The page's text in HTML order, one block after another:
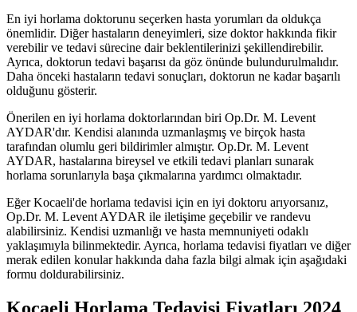
En iyi horlama doktorunu seçerken hasta yorumları da oldukça
önemlidir. Diğer hastaların deneyimleri, size doktor hakkında fikir
verebilir ve tedavi sürecine dair beklentilerinizi şekillendirebilir.
Ayrıca, doktorun tedavi başarısı da göz önünde bulundurulmalıdır.
Daha önceki hastaların tedavi sonuçları, doktorun ne kadar başarılı
olduğunu gösterir.
Önerilen en iyi horlama doktorlarından biri Op.Dr. M. Levent
AYDAR'dır. Kendisi alanında uzmanlaşmış ve birçok hasta
tarafından olumlu geri bildirimler almıştır. Op.Dr. M. Levent
AYDAR, hastalarına bireysel ve etkili tedavi planları sunarak
horlama sorunlarıyla başa çıkmalarına yardımcı olmaktadır.
Eğer Kocaeli'de horlama tedavisi için en iyi doktoru arıyorsanız,
Op.Dr. M. Levent AYDAR ile iletişime geçebilir ve randevu
alabilirsiniz. Kendisi uzmanlığı ve hasta memnuniyeti odaklı
yaklaşımıyla bilinmektedir. Ayrıca, horlama tedavisi fiyatları ve diğer
merak edilen konular hakkında daha fazla bilgi almak için aşağıdaki
formu doldurabilirsiniz.